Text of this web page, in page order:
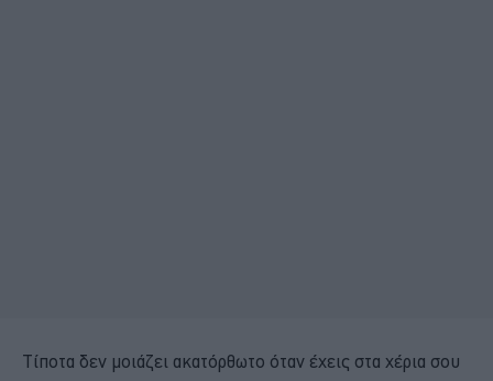
Τίποτα δεν μοιάζει ακατόρθωτο όταν έχεις στα χέρια σου